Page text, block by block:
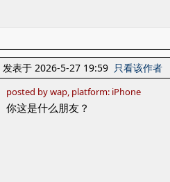
发表于 2026-5-27 19:59 只看该作者
posted by wap, platform: iPhone
你这是什么朋友？